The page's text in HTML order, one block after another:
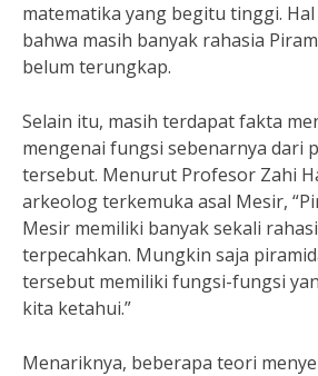
matematika yang begitu tinggi.
bahwa masih banyak rahasia
belum terungkap.
Selain itu, masih terdapat fakta
mengenai fungsi sebenarnya dari
tersebut. Menurut Profesor Zahi
arkeolog terkemuka asal Mesir,
Mesir memiliki banyak sekali
terpecahkan. Mungkin saja
tersebut memiliki fungsi-fungsi
kita ketahui.”
Menariknya, beberapa teori